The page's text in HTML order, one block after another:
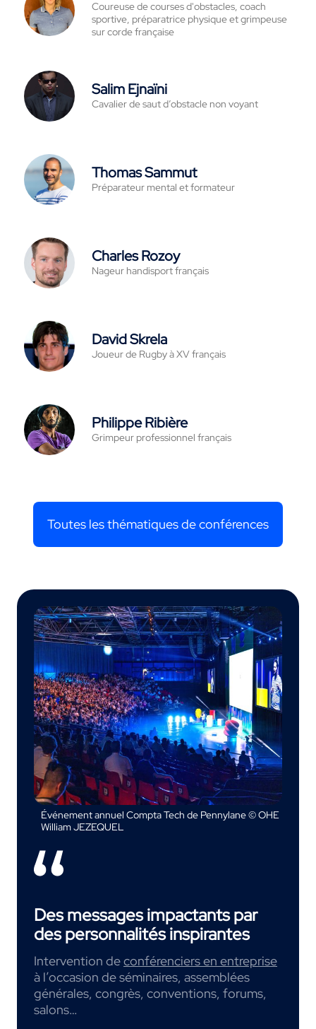
Coureuse de courses d'obstacles, coach
sportive, préparatrice physique et grimpeuse
sur corde française
Salim Ejnaïni
Cavalier de saut d’obstacle non voyant
Thomas Sammut
Préparateur mental et formateur
Charles Rozoy
Nageur handisport français
David Skrela
Joueur de Rugby à XV français
Philippe Ribière
Grimpeur professionnel français
Toutes les thématiques de conférences
Événement annuel Compta Tech de Pennylane © OHE
William JEZEQUEL
Des messages impactants par
des personnalités inspirantes
Intervention deconférenciers en entreprise
à l’occasion de séminaires, assemblées
générales, congrès, conventions, forums,
salons…